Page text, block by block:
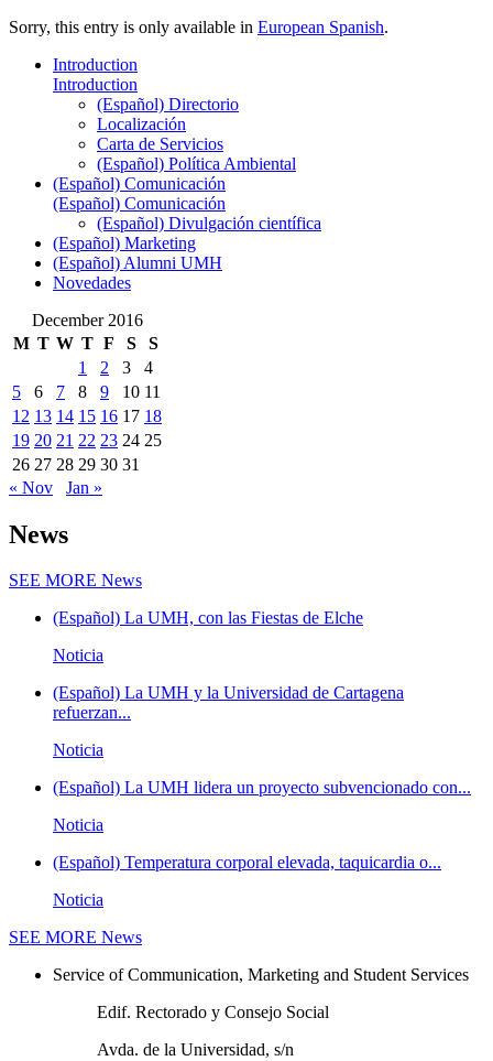
Sorry, this entry is only available in European Spanish.
Introduction
Introduction
(Español) Directorio
Localización
Carta de Servicios
(Español) Política Ambiental
(Español) Comunicación
(Español) Comunicación
(Español) Divulgación científica
(Español) Marketing
(Español) Alumni UMH
Novedades
December 2016
M T W T F S
S
1
2 3
4
5
6 7 8 9 10 11
12 13 14 15 16 17 18
19 20 21 22 23 24 25
26 27 28 29 30 31
« Nov
Jan »
News
SEE MORE News
(Español) La UMH, con las Fiestas de Elche
Noticia
(Español) La UMH y la Universidad de Cartagena
refuerzan...
Noticia
(Español) La UMH lidera un proyecto subvencionado con...
Noticia
(Español) Temperatura corporal elevada, taquicardia o...
Noticia
SEE MORE News
Service of Communication, Marketing and Student Services
Edif. Rectorado y Consejo Social
Avda. de la Universidad, s/n